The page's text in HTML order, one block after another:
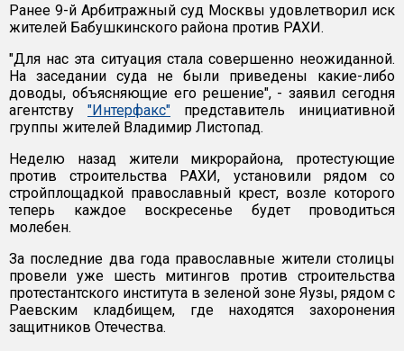
Ранее 9-й Арбитражный суд Москвы удовлетворил иск
жителей Бабушкинского района против РАХИ.
"Для нас эта ситуация стала совершенно неожиданной.
На заседании суда не были приведены какие-либо
доводы, объясняющие его решение", - заявил сегодня
агентству "Интерфакс" представитель инициативной
группы жителей Владимир Листопад.
Неделю назад жители микрорайона, протестующие
против строительства РАХИ, установили рядом со
стройплощадкой православный крест, возле которого
теперь каждое воскресенье будет проводиться
молебен.
За последние два года православные жители столицы
провели уже шесть митингов против строительства
протестантского института в зеленой зоне Яузы, рядом с
Раевским кладбищем, где находятся захоронения
защитников Отечества.